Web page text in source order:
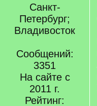
Санкт-
Петербург;
Владивосток
Сообщений:
3351
На сайте с
2011 г.
Рейтинг: